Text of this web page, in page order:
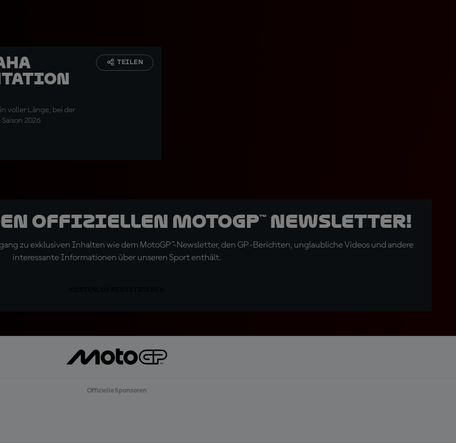
voller Länge, bei der
2026
TEILEN
offiziellen MotoGP™ Newsletter!
zu exklusiven Inhalten wie dem MotoGP™-Newsletter, den GP-Berichten, unglaubliche Videos und andere
interessante Informationen über unseren Sport enthält.
Offizielle Sponsoren